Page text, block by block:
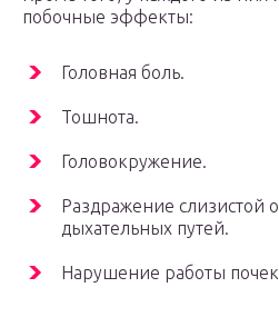
побочные эффекты:
Головная боль.
Тошнота.
Головокружение.
Раздражение слизистой
дыхательных путей.
Нарушение работы